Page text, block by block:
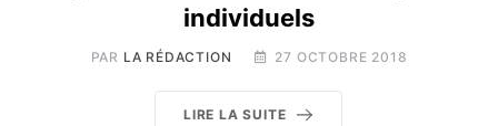
individuels
PAR LA RÉDACTION 27 OCTOBRE 2018
LIRE LA SUITE